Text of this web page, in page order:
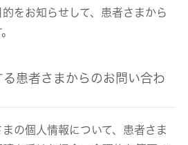
をお知らせして、患者さまから
患者さまからのお問い合わ
の個人情報について、患者さま